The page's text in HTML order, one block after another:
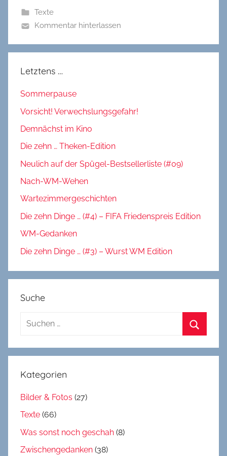
Texte
Kommentar hinterlassen
Letztens …
Sommerpause
Vorsicht! Verwechslungsgefahr!
Demnächst im Kino
Die zehn … Theken-Edition
Neulich auf der Spügel-Bestsellerliste (#09)
Nach-WM-Wehen
Wartezimmergeschichten
Die zehn Dinge … (#4) – FIFA Friedenspreis Edition
WM-Gedanken
Die zehn Dinge … (#3) – Wurst WM Edition
Suche
Suchen
Kategorien
Bilder & Fotos (27)
Texte (66)
Was sonst noch geschah (8)
Zwischengedanken (38)